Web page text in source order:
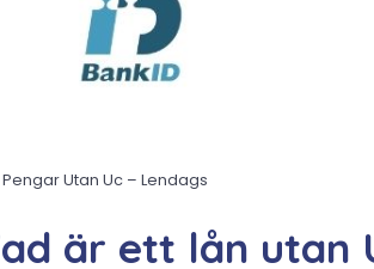
Pengar Utan Uc – Lendags
är ett lån utan